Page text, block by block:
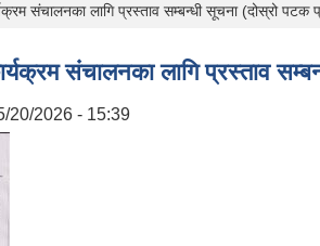
संचालनका लागि प्रस्ताव सम्बन्धी सूचना (दोस्रो पटक
संचालनका लागि प्रस्ताव
20/2026 - 15:39